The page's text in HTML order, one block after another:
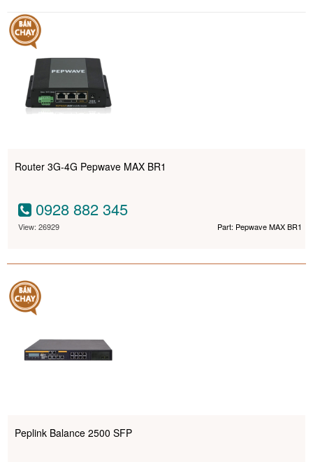
Router 3G-4G Pepwave MAX BR1
0928 882 345
View: 26929 Part: Pepwave MAX BR1
Peplink Balance 2500 SFP